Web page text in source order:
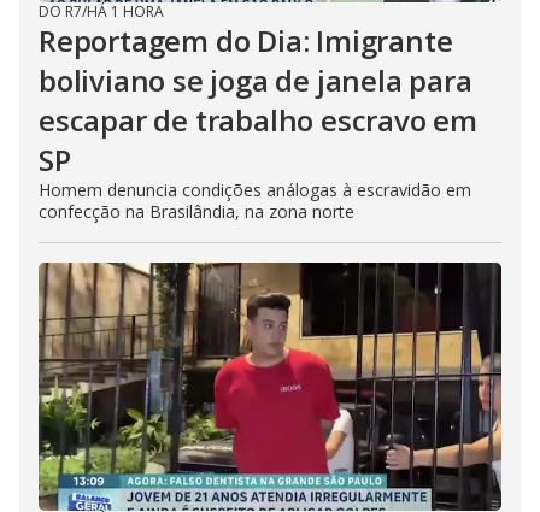
DO R7/HÁ 1 HORA
Reportagem do Dia: Imigrante
boliviano se joga de janela para
escapar de trabalho escravo em
SP
Homem denuncia condições análogas à escravidão em
confecção na Brasilândia, na zona norte